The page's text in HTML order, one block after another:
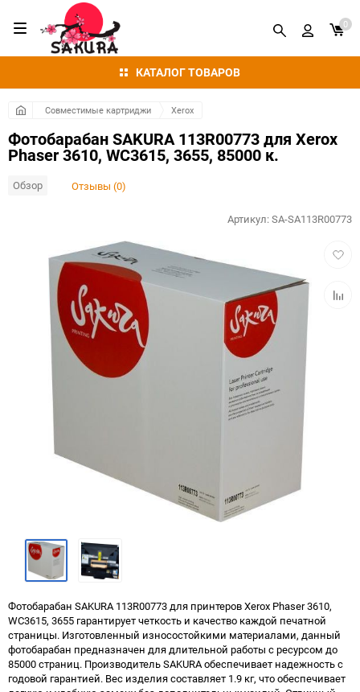
КАТАЛОГ ТОВАРОВ
0
Совместимые картриджи Xerox
Фотобарабан SAKURA 113R00773 для Xerox
Phaser 3610, WC3615, 3655, 85000 к.
Обзор Отзывы (0)
Артикул:SA-SA113R00773
Фотобарабан SAKURA 113R00773 для принтеров Xerox Phaser 3610,
WC3615, 3655 гарантирует четкость и качество каждой печатной
страницы. Изготовленный износостойкими материалами, данный
фотобарабан предназначен для длительной работы с ресурсом до
85000 страниц. Производитель SAKURA обеспечивает надежность с
годовой гарантией. Вес изделия составляет 1.9 кг, что обеспечивает